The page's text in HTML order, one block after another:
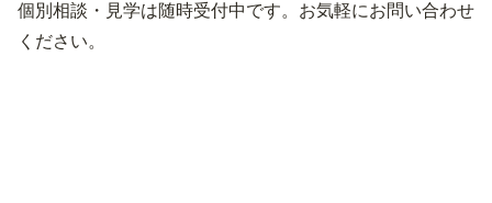
個別相談・見学は随時受付中です。お気軽にお問い合わせ
ください。